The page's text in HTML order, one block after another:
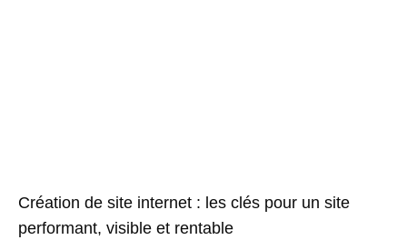
Création de site internet : les clés pour un site
performant, visible et rentable